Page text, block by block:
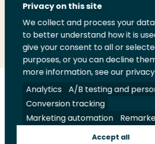
Volg
ons
op
LinkedIn
Volg
ons
op
Facebook
Volg
ons
op
YouTube
Volg
ons
op
Instagram
Juridisch Security A-Z Index
Privacy on this site
We collect and process your
to better understand how it is
give your consent to all or
purposes, or you can decline
more information, see our
Analytics
A/B testing and
Conversion tracking
Marketing automation
Accept all